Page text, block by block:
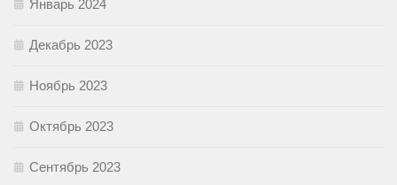
Январь 2024
Декабрь 2023
Ноябрь 2023
Октябрь 2023
Сентябрь 2023